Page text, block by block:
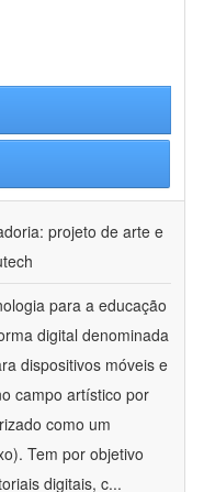
projeto de arte e
para a educação
digital denominada
dispositivos móveis e
campo artístico por
como um
Tem por objetivo
digitais, c...